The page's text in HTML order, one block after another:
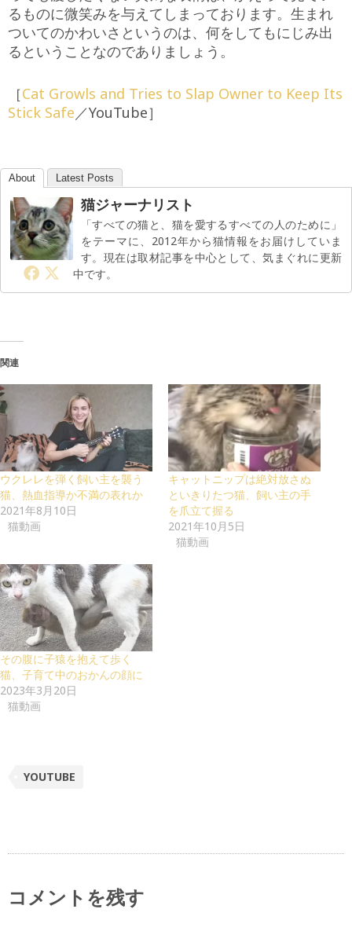
るものに微笑みを与えてしまっております。生まれ
ついてのかわいさというのは、何をしてもにじみ出
るということなのでありましょう。
［Cat Growls and Tries to Slap Owner to Keep Its
Stick Safe／YouTube］
About Latest Posts
猫ジャーナリスト
「すべての猫と、猫を愛するすべての人のために」
をテーマに、2012年から猫情報をお届けしていま
す。現在は取材記事を中心として、気まぐれに更新
中です。
関連
ウクレレを弾く飼い主を襲う
猫、熱血指導か不満の表れか
2021年8月10日
猫動画
キャットニップは絶対放さぬ
といきりたつ猫、飼い主の手
を爪立て握る
2021年10月5日
猫動画
その腹に子猿を抱えて歩く
猫、子育て中のおかんの顔に
2023年3月20日
猫動画
YOUTUBE
コメントを残す